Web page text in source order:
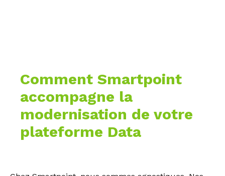
Comment Smartpoint
accompagne la
modernisation de votre
plateforme Data